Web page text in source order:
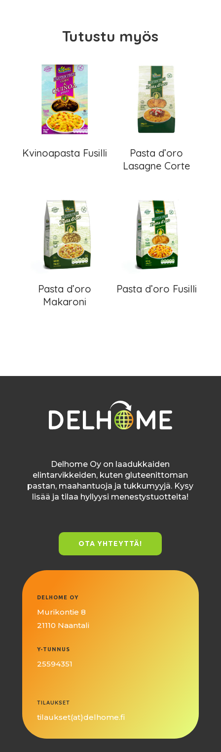
Tutustu myös
Kvinoapasta Fusilli
Pasta d’oro
Lasagne Corte
Pasta d’oro
Makaroni
Pasta d’oro Fusilli
Delhome Oy on laadukkaiden
elintarvikkeiden, kuten gluteenittoman
pastan, maahantuoja ja tukkumyyjä. Kysy
lisää ja tilaa hyllyysi menestystuotteita!
OTA YHTEYTTÄ!
DELHOME OY
Murikontie 8
21110 Naantali
Y-TUNNUS
25594351
TILAUKSET
tilaukset(at)delhome.fi